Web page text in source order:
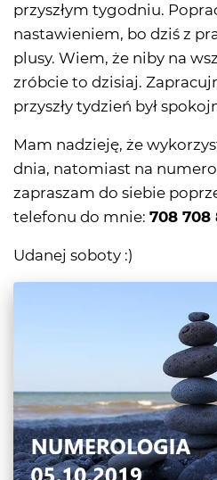
przyszłym tygodniu.
nastawieniem, bo dziś z
plusy. Wiem, że niby na
zróbcie to dzisiaj.
przyszły tydzień był
Mam nadzieję, że
dnia, natomiast na
zapraszam do siebie
telefonu do mnie: 708 708
Udanej soboty :)